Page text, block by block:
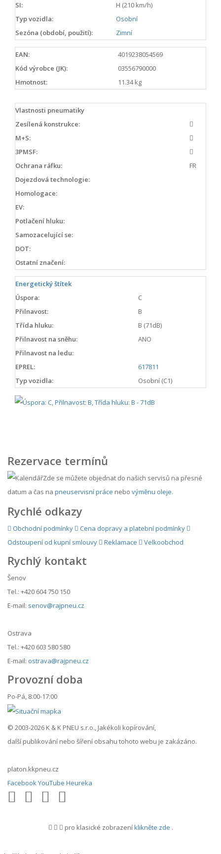
SI:
H (210 km/h)
Typ vozidla:
Osobní
Sezóna (období, použití):
Zimní
EAN:
4019238054569
Kód výrobce (JK):
03556790000
Hmotnost:
11.34 kg
Vlastnosti pneumatiky
Zesílená konstrukce:
M+S:
3PMSF:
Ochrana ráfku:
FR
Dojezdová technologie:
Homologace:
EV:
Potlačení hluku:
Samozacelující se:
DOT:
Ostatní značení:
Energetický štítek
Úspora:
C
Přilnavost:
B
Třída hluku:
B (71dB)
Přilnavost na sněhu:
ANO
Přilnavost na ledu:
EPREL:
617811
Typ vozidla:
Osobní (C1)
Rezervace termínů
Zde se můžete objednat do našich servisů na přesné
datum a čas na pneuservisní práce nebo výměnu oleje.
Rychlé odkazy
Obchodní podmínky
Cena dopravy a platební podmínky
Odstoupení od kupní smlouvy
Reklamace Velkoobchod
Rychlý kontakt
Šenov
Tel.: +420 604 750 150
E-mail: senov@rajpneu.cz
Ostrava
Tel.: +420 603 580 580
E-mail: ostrava@rajpneu.cz
Provozní doba
Po-Pá, 8:00-17:00
© 2003-2026 K & K PNEU s.r.o., Jakékoli kopírování,
další publikování nebo šíření obsahu tohoto webu je zakázáno.
platon.kkpneu.cz
Facebook YouTube Heureka
pro klasické zobrazeníklikněte zde .